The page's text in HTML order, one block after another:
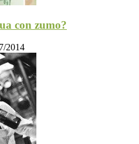
con zumo?
2014